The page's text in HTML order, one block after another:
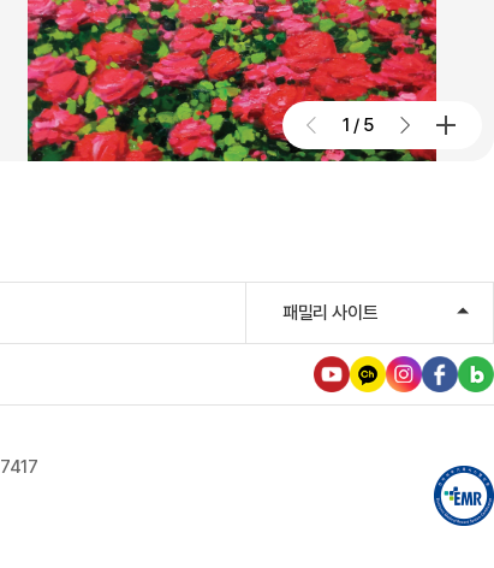
2026.07.29
우성진 동구청장, 대구파티마병원
방문
2026.07.28
2026.07.27
대구파티마병원, 개원 70주년 기념
및 제11회 생명사랑 생명주간 축제
2026.07.24
1 / 5
패밀리 사이트